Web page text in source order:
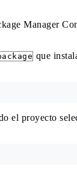
Manager
que
el proyecto